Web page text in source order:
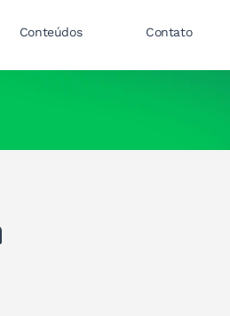
Conteúdos Contato